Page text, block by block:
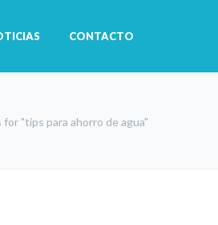
CONTACTO
"tips para ahorro de agua"